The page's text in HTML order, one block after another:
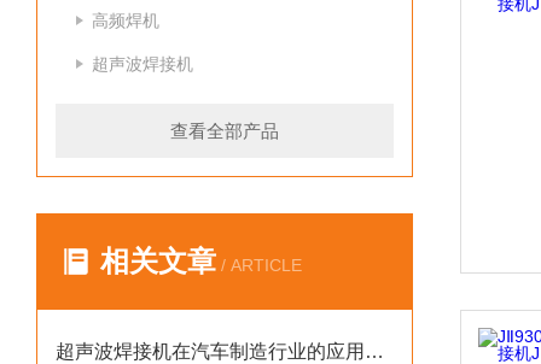
高频焊机
超声波焊接机
查看全部产品
相关文章 / ARTICLE
超声波焊接机在汽车制造行业的应用案例